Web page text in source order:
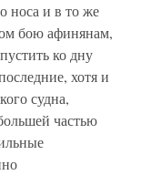
носа и в то же
бою афинянам,
ко дну
хотя и
судна,
частью